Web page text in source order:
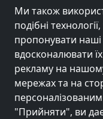
Ми також
подібні
пропонувати наші
вдосконалювати
рекламу на
мережах та на
"Прийняти", ви